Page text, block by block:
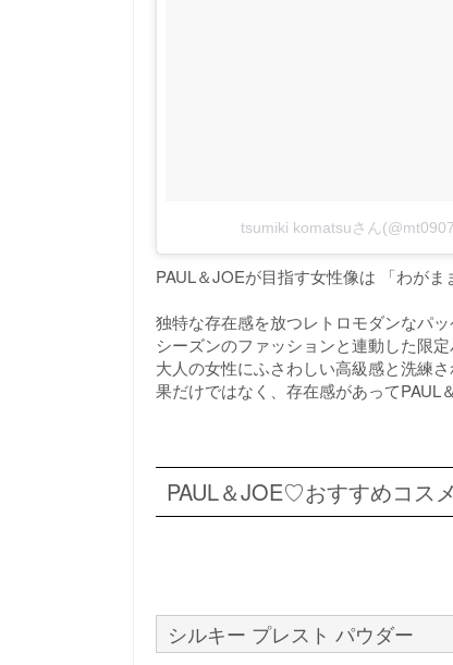
tsumiki komatsuさん
PAUL＆JOEが目指す女性像は 「わがま
独特な存在感を放つレトロモダンなパ
シーズンのファッションと連動した限
大人の女性にふさわしい高級感と洗練
果だけではなく、存在感があってPAUL
PAUL＆JOE♡おすすめコスメ
シルキー プレスト パウダー